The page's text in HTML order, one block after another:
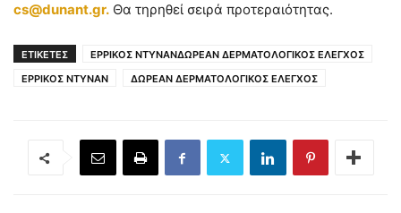
cs@dunant.gr. Θα τηρηθεί σειρά προτεραιότητας.
ΕΤΙΚΕΤΕΣ
ΕΡΡΙΚΟΣ ΝΤΥΝΑΝΔΩΡΕΑΝ ΔΕΡΜΑΤΟΛΟΓΙΚΟΣ ΕΛΕΓΧΟΣ
ΕΡΡΙΚΟΣ ΝΤΥΝΑΝ
ΔΩΡΕΑΝ ΔΕΡΜΑΤΟΛΟΓΙΚΟΣ ΕΛΕΓΧΟΣ